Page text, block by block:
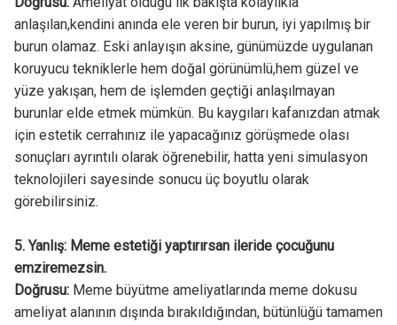
anlaşılan,kendini anında ele veren bir burun, iyi yapılmış bir
burun olamaz. Eski anlayışın aksine, günümüzde uygulanan
koruyucu tekniklerle hem doğal görünümlü,hem güzel ve
yüze yakışan, hem de işlemden geçtiği anlaşılmayan
burunlar elde etmek mümkün. Bu kaygıları kafanızdan atmak
için estetik cerrahınız ile yapacağınız görüşmede olası
sonuçları ayrıntılı olarak öğrenebilir, hatta yeni simulasyon
teknolojileri sayesinde sonucu üç boyutlu olarak
görebilirsiniz.
5. Yanlış: Meme estetiği yaptırırsan ileride çocuğunu
emziremezsin.
Doğrusu:Meme büyütme ameliyatlarında meme dokusu
ameliyat alanının dışında bırakıldığından, bütünlüğü tamamen